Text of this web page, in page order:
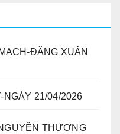
ĐẶNG XUÂN
21/04/2026
THƯƠNG